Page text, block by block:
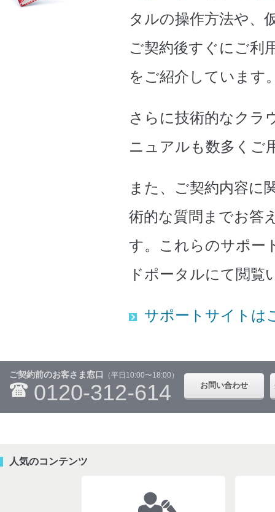
タルの操作方法や、
ご契約後すぐにご利
をご紹介しています
さらに技術的なクラ
ニュアルも数多くご
また、ご契約内容に
術的な質問までお答
す。これらのサポー
ドポータルにて閲覧
サポートサイトは
ご契約前のお客さま窓口 （平日10:00〜18:00）
0120-312-614 お問い合わせ
人気のコンテンツ